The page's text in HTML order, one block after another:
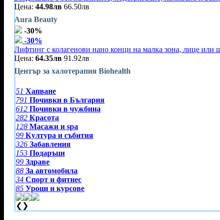
Цена: 44.98лв 66.50лв
Aura Beauty
-30%
-30%
Лифтинг с колагенови нано конци на малка зона, лице или
Цена: 64.35лв 91.92лв
Център за халотерапия Biohealth
51 Хапване
791 Почивки в България
612 Почивки в чужбина
282 Красота
128 Масажи и spa
99 Култура и събития
326 Забавления
153 Подаръци
99 Здраве
88 За автомобила
34 Спорт и фитнес
85 Уроци и курсове
❮ ❯